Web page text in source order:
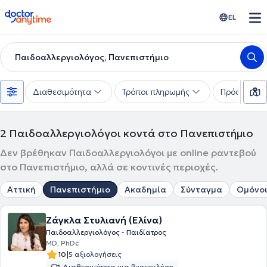
doctoranytime EL
Παιδοαλλεργιολόγος, Πανεπιστήμιο
Διαθεσιμότητα Τρόποι πληρωμής Πρόσθετα
2 Παιδοαλλεργιολόγοι κοντά στο Πανεπιστήμιο
Δεν βρέθηκαν Παιδοαλλεργιολόγοι με online ραντεβού
στο Πανεπιστήμιο, αλλά σε κοντινές περιοχές.
Αττική Πανεπιστήμιο Ακαδημία Σύνταγμα
Ζάγκλα Στυλιανή (Ελίνα)
Παιδοαλλεργιολόγος - Παιδίατρος
MD, PhDc
10|5 αξιολογήσεις